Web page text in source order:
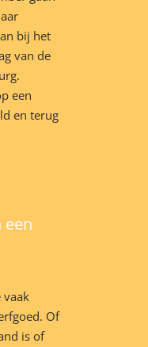
bij het
van de
een
en terug
een
vaak
Of
is of